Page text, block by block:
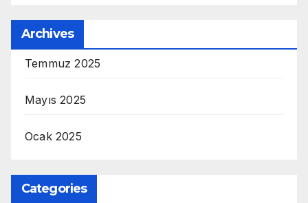
Archives
Temmuz 2025
Mayıs 2025
Ocak 2025
Categories